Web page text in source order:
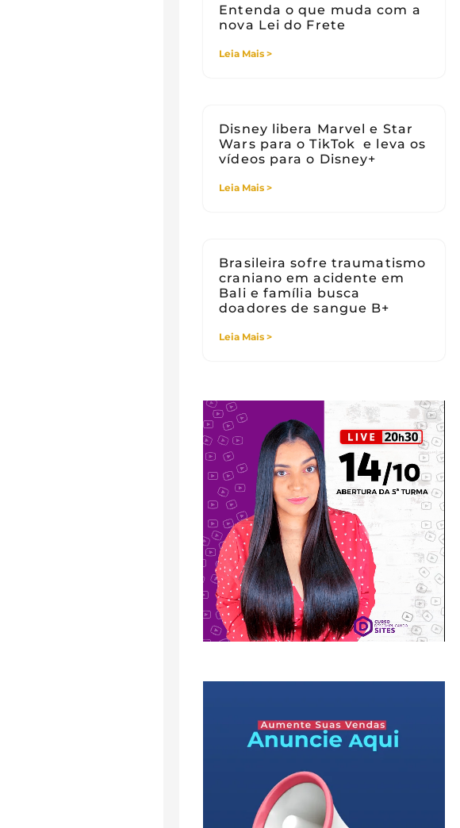
Entenda o que muda com a
nova Lei do Frete
Leia Mais >
Disney libera Marvel e Star
Wars para o TikTok e leva os
vídeos para o Disney+
Leia Mais >
Brasileira sofre traumatismo
craniano em acidente em
Bali e família busca
doadores de sangue B+
Leia Mais >